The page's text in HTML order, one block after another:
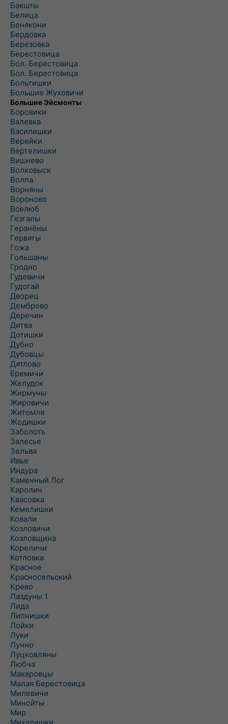
Бакшты
Белица
Бенякони
Бердовка
Березовка
Берестовица
Бол. Берестовица
Бол. Берестовица
Больтишки
Большие Жуховичи
Большие Эйсмонты
Боровики
Валевка
Василишки
Верейки
Вертелишки
Вишнево
Волковыск
Волпа
Ворняны
Вороново
Вселюб
Гезгалы
Геранёны
Гервяты
Гожа
Гольшаны
Гродно
Гудевичи
Гудогай
Дворец
Демброво
Деречин
Дитва
Дотишки
Дубно
Дубовцы
Дятлово
Еремичи
Желудок
Жирмуны
Жировичи
Житомля
Жодишки
Заболоть
Залесье
Зельва
Ивье
Индура
Каменный Лог
Каролин
Квасовка
Кемелишки
Ковали
Козловичи
Козловщина
Кореличи
Котловка
Красное
Красносельский
Крево
Лаздуны 1
Лида
Липнишки
Лойки
Луки
Лунно
Луцковляны
Любча
Макаровцы
Малая Берестовица
Милевичи
Минойты
Мир